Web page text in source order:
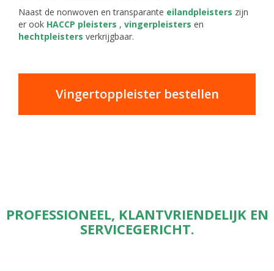
Naast de nonwoven en transparante eilandpleisters zijn
er ook HACCP pleisters , vingerpleisters en
hechtpleisters verkrijgbaar.
Vingertoppleister bestellen
PROFESSIONEEL, KLANTVRIENDELIJK EN
SERVICEGERICHT.